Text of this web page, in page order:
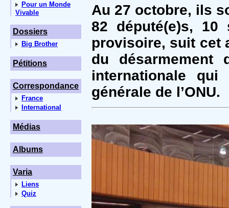
Pour un Monde
Vivable
Dossiers
Big Brother
Pétitions
Correspondance
France
International
Médias
Albums
Varia
Liens
Quiz
Au 27 octobre, ils
82 député(e)s,
provisoire, suit cet
du désarmement
internationale
générale de l’ONU.